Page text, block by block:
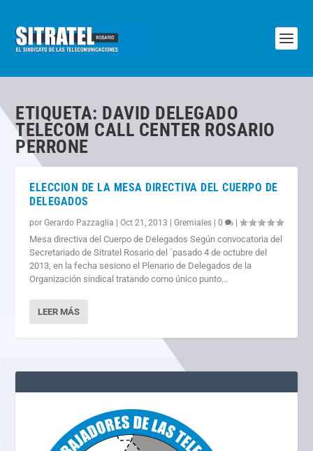
ETIQUETA: DAVID DELEGADO
TELECOM CALL CENTER ROSARIO
PERRONE
ELECCION DE LA MESA DIRECTIVA DEL CUERPO DE
DELEGADOS
porGerardo Pazzaglia |Oct 21, 2013 |Gremiales |0 |
Mesa directiva del Cuerpo de Delegados Según convocatoria del
Secretariado de Sitratel Rosario del ´pasado 4 de octubre del
2013, en la fecha sesiono el Plenario de Delegados de la
Organización sindical tratando como único punto...
LEER MÁS